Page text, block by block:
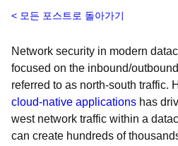
모든 포스트로 돌아가기
Network security in modern
focused on the inbound/
referred to as north-south traffic.
cloud-native applications has
west network traffic within a
can create hundreds of